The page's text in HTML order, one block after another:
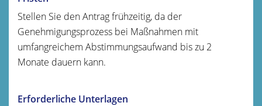
Stellen Sie den Antrag frühzeitig, da der
Genehmigungsprozess bei Maßnahmen mit
umfangreichem Abstimmungsaufwand bis zu 2
Monate dauern kann.
Erforderliche Unterlagen